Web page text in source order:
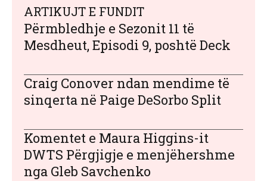
ARTIKUJT E FUNDIT
Përmbledhje e Sezonit 11 të
Mesdheut, Episodi 9, poshtë Deck
Craig Conover ndan mendime të
sinqerta në Paige DeSorbo Split
Komentet e Maura Higgins-it
DWTS Përgjigje e menjëhershme
nga Gleb Savchenko